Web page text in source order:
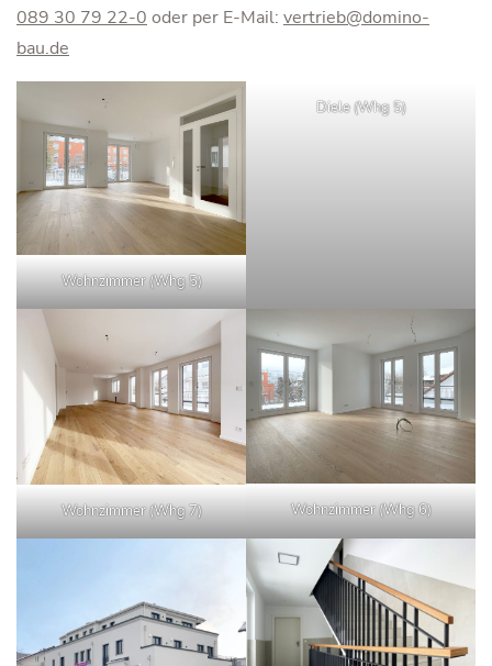
089 30 79 22-0 oder per E-Mail: vertrieb@domino-
bau.de
Wohnzimmer (Whg 5)
Diele (Whg 5)
Wohnzimmer (Whg 7) Wohnzimmer (Whg 6)